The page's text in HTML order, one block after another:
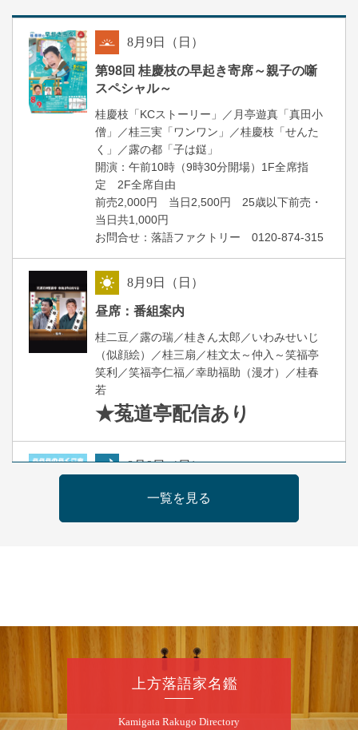
8月9日（日）
第98回 桂慶枝の早起き寄席～親子の噺
スペシャル～
桂慶枝「KCストーリー」／月亭遊真「真田小
僧」／桂三実「ワンワン」／桂慶枝「せんた
く」／露の都「子は鎹」
開演：午前10時（9時30分開場）1F全席指
定 2F全席自由
前売2,000円 当日2,500円 25歳以下前売・
当日共1,000円
お問合せ：落語ファクトリー 0120-874-315
8月9日（日）
昼席：番組案内
桂二豆／露の瑞／桂きん太郎／いわみせいじ
（似顔絵）／桂三扇／桂文太～仲入～笑福亭
笑利／笑福亭仁福／幸助福助（漫才）／桂春
若
★菟道亭配信あり
8月9日（日）
らららのらくご会④
桂雀太「まんじゅうこわい」／桂三度「青
お問合せ：らららのらくご会予約事務局
090-6976-1777 email：
lalalanorakugo@gmail.com
昼
一覧を見る
上方落語家名鑑
Kamigata Rakugo Directory